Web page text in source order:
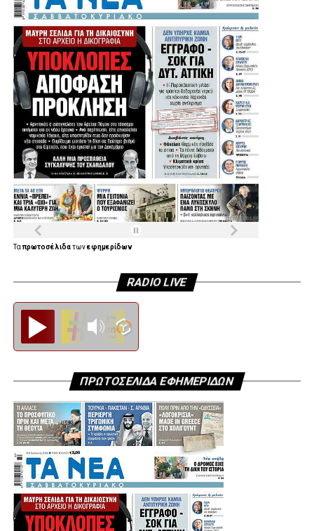
Ταπρωτοσέλιδατωνεφημερίδων
RADIO LIVE
ΠΡΩΤΟΣΕΛΙΔΑ ΕΦΗΜΕΡΙΔΩΝ